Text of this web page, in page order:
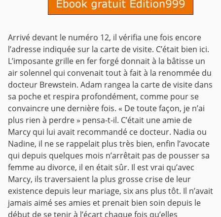
Arrivé devant le numéro 12, il vérifia une fois encore
l’adresse indiquée sur la carte de visite. C’était bien ici.
L’imposante grille en fer forgé donnait à la bâtisse un
air solennel qui convenait tout à fait à la renommée du
docteur Brewstein. Adam rangea la carte de visite dans
sa poche et respira profondément, comme pour se
convaincre une dernière fois. « De toute façon, je n’ai
plus rien à perdre » pensa-t-il. C’était une amie de
Marcy qui lui avait recommandé ce docteur. Nadia ou
Nadine, il ne se rappelait plus très bien, enfin l’avocate
qui depuis quelques mois n’arrêtait pas de pousser sa
femme au divorce, il en était sûr. Il est vrai qu’avec
Marcy, ils traversaient la plus grosse crise de leur
existence depuis leur mariage, six ans plus tôt. Il n’avait
jamais aimé ses amies et prenait bien soin depuis le
début de se tenir à l’écart chaque fois qu’elles